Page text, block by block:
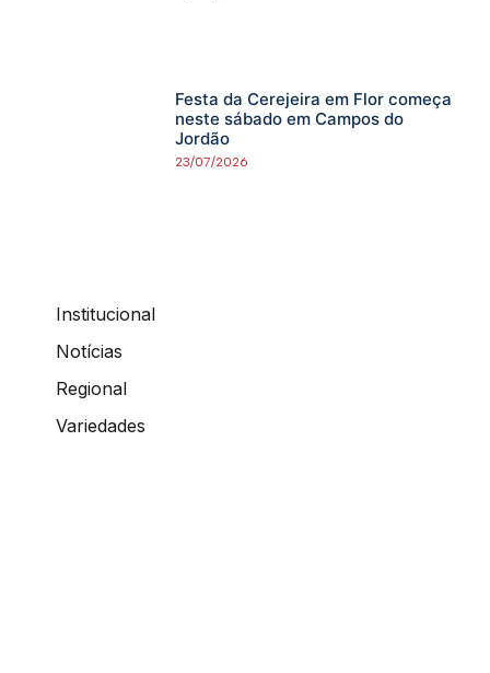
Festa da Cerejeira em Flor começa
neste sábado em Campos do
Jordão
23/07/2026
Institucional
Notícias
Regional
Variedades